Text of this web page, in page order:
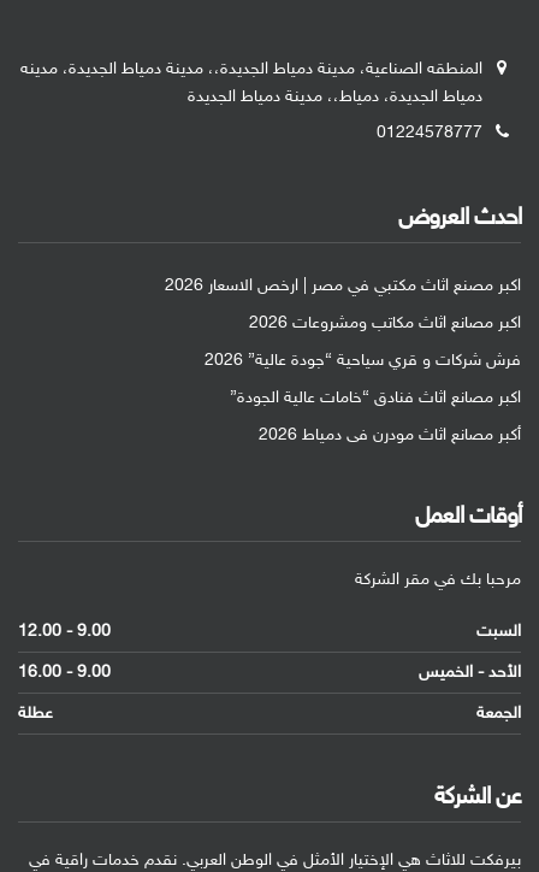
المنطقه الصناعية، مدينة دمياط الجديدة،، مدينة دمياط الجديدة، مدينه
دمياط الجديدة، دمياط،، مدينة دمياط الجديدة
01224578777
احدث العروض
اكبر مصنع اثاث مكتبي في مصر | ارخص الاسعار 2026
اكبر مصانع اثاث مكاتب ومشروعات 2026
فرش شركات و قري سياحية “جودة عالية” 2026
اكبر مصانع اثاث فنادق “خامات عالية الجودة”
أكبر مصانع اثاث مودرن فى دمياط 2026
أوقات العمل
مرحبا بك في مقر الشركة
السبت
9.00 - 12.00
الأحد - الخميس
9.00 - 16.00
الجمعة
عطلة
عن الشركة
بيرفكت للاثاث هي الإختيار الأمثل في الوطن العربي. نقدم خدمات راقية في